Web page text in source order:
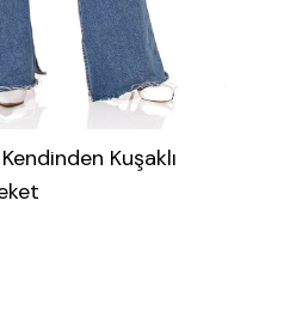
Kuşaklı